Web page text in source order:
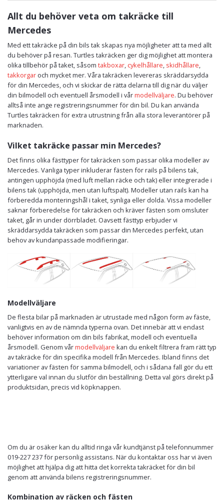
Allt du behöver veta om takräcke till
Mercedes
Med ett takräcke på din bils tak skapas nya möjligheter att ta med allt
du behöver på resan. Turtles takräcken ger dig möjlighet att montera
olika tillbehör på taket, såsom takboxar, cykelhållare, skidhållare,
takkorgar och mycket mer. Våra takräcken levereras skräddarsydda
för din Mercedes, och vi skickar de rätta delarna till dig när du väljer
din bilmodell och eventuell årsmodell i vårmodellväljare. Du behöver
alltså inte ange registreringsnummer för din bil. Du kan använda
Turtles takräcken för extra utrustning från alla stora leverantörer på
marknaden.
Vilket takräcke passar min Mercedes?
Det finns olika fästtyper för takräcken som passar olika modeller av
Mercedes. Vanliga typer inkluderar fästen för rails på bilens tak,
antingen upphöjda (med luft mellan räcke och tak) eller integrerade i
bilens tak (upphöjda, men utan luftspalt). Modeller utan rails kan ha
förberedda monteringshål i taket, synliga eller dolda. Vissa modeller
saknar förberedelse för takräcken och kräver fästen som omsluter
taket, går in under dörrbladet. Oavsett fästtyp erbjuder vi
skräddarsydda takräcken som passar din Mercedes perfekt, utan
behov av kundanpassade modifieringar.
Modellväljare
De flesta bilar på marknaden är utrustade med någon form av fäste,
vanligtvis en av de nämnda typerna ovan. Det innebär att vi endast
behöver information om din bils fabrikat, modell och eventuella
årsmodell. Genom vårmodellväljare kan du enkelt filtrera fram rätt typ
av takräcke för din specifika modell från Mercedes. Ibland finns det
variationer av fästen för samma bilmodell, och i sådana fall gör du ett
ytterligare val innan du slutför din beställning. Detta val görs direkt på
produktsidan, precis vid köpknappen.
Om du är osäker kan du alltid ringa vår kundtjänst på telefonnummer
019-227 237 för personlig assistans. När du kontaktar oss har vi även
möjlighet att hjälpa dig att hitta det korrekta takräcket för din bil
genom att använda bilens registreringsnummer.
Kombination av räcken och fästen